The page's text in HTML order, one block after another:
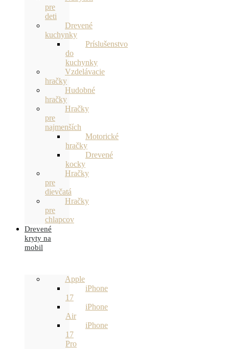
pre
deti
Drevené
kuchynky
Príslušenstvo
do
kuchynky
Vzdelávacie
hračky
Hudobné
hračky
Hračky
pre
najmenších
Motorické
hračky
Drevené
kocky
Hračky
pre
dievčatá
Hračky
pre
chlapcov
Drevené
kryty na
mobil
Apple
iPhone
17
iPhone
Air
iPhone
17
Pro